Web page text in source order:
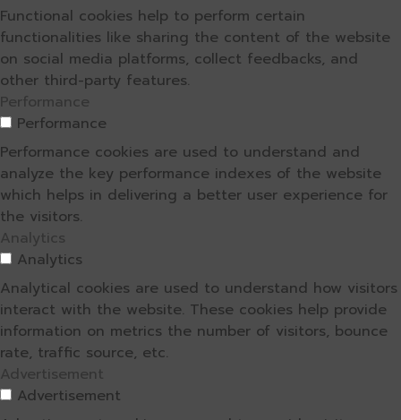
Functional cookies help to perform certain
functionalities like sharing the content of the website
on social media platforms, collect feedbacks, and
other third-party features.
Performance
Performance
Performance cookies are used to understand and
analyze the key performance indexes of the website
which helps in delivering a better user experience for
the visitors.
Analytics
Analytics
Analytical cookies are used to understand how visitors
interact with the website. These cookies help provide
information on metrics the number of visitors, bounce
rate, traffic source, etc.
Advertisement
Advertisement